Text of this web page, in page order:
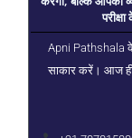
Apni Pathshala
साकार करें। आज ही